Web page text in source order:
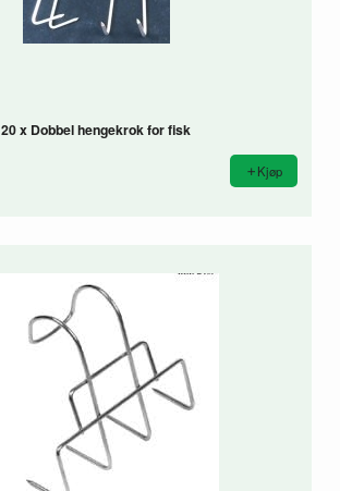
20 x Dobbel hengekrok for fisk
Kjøp